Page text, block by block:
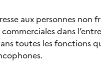
aux personnes
dans
toutes les fonctions